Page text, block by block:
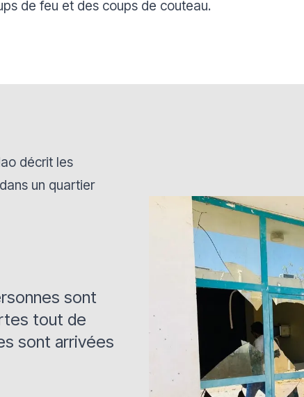
de feu et des coups de couteau.
décrit les
un quartier
sont
tout de
sont arrivées